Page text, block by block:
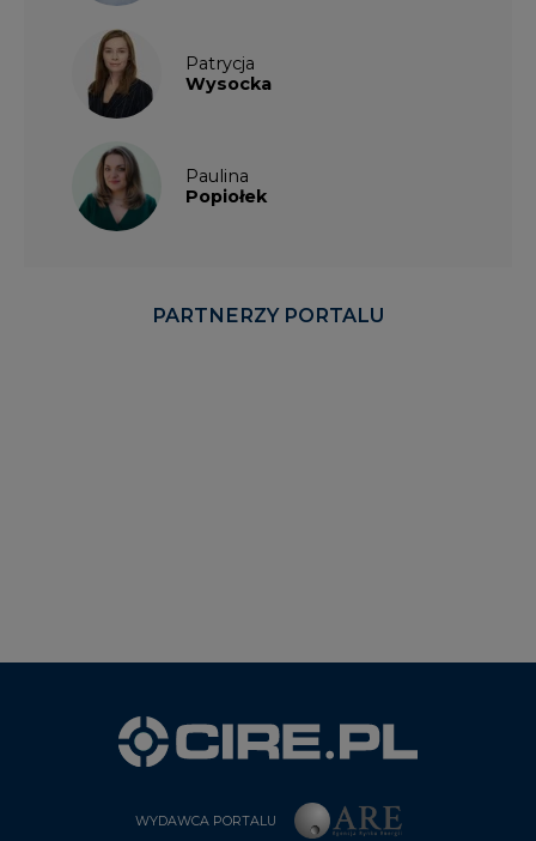
Patrycja
Wysocka
Paulina
Popiołek
PARTNERZY PORTALU
WYDAWCA PORTALU